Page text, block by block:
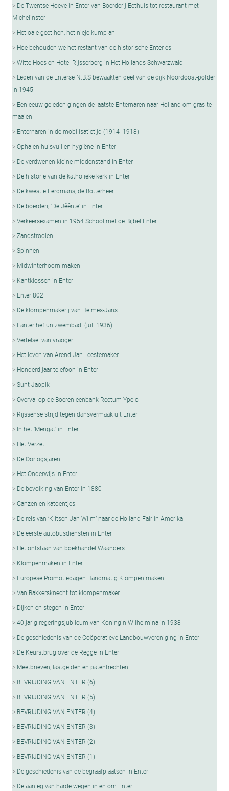
De Twentse Hoeve in Enter van Boerderij-Eethuis tot restaurant met
Michelinster
Het oale geet hen, het nieje kump an
Hoe behouden we het restant van de historische Enter es
Witte Hoes en Hotel Rijsserberg in Het Hollands Schwarzwald
Leden van de Enterse N.B.S bewaakten deel van de dijk Noordoost-polder
in 1945
Een eeuw geleden gingen de laatste Enternaren naar Holland om gras te
maaien
Enternaren in de mobilisatietijd (1914 -1918)
Ophalen huisvuil en hygiëne in Enter
De verdwenen kleine middenstand in Enter
De historie van de katholieke kerk in Enter
De kwestie Eerdmans, de Botterheer
De boerderij ‘De Jêênte’ in Enter
Verkeersexamen in 1954 School met de Bijbel Enter
Zandstrooien
Spinnen
Midwinterhoorn maken
Kantklossen in Enter
Enter 802
De klompenmakerij van Helmes-Jans
Eanter hef un zwembad! (juli 1936)
Vertelsel van vraoger
Het leven van Arend Jan Leestemaker
Honderd jaar telefoon in Enter
Sunt-Jaopik
Overval op de Boerenleenbank Rectum-Ypelo
Rijssense strijd tegen dansvermaak uit Enter
In het ‘Mengat’ in Enter
Het Verzet
De Oorlogsjaren
Het Onderwijs in Enter
De bevolking van Enter in 1880
Ganzen en katoentjes
De reis van ‘Klitsen-Jan Wilm’ naar de Holland Fair in Amerika
De eerste autobusdiensten in Enter
Het ontstaan van boekhandel Waanders
Klompenmaken in Enter
Europese Promotiedagen Handmatig Klompen maken
Van Bakkersknecht tot klompenmaker
Dijken en stegen in Enter
40-jarig regeringsjubileum van Koningin Wilhelmina in 1938
De geschiedenis van de Coöperatieve Landbouwvereniging in Enter
De Keurstbrug over de Regge in Enter
Meetbrieven, lastgelden en patentrechten
BEVRIJDING VAN ENTER (6)
BEVRIJDING VAN ENTER (5)
BEVRIJDING VAN ENTER (4)
BEVRIJDING VAN ENTER (3)
BEVRIJDING VAN ENTER (2)
BEVRIJDING VAN ENTER (1)
De geschiedenis van de begraafplaatsen in Enter
De aanleg van harde wegen in en om Enter